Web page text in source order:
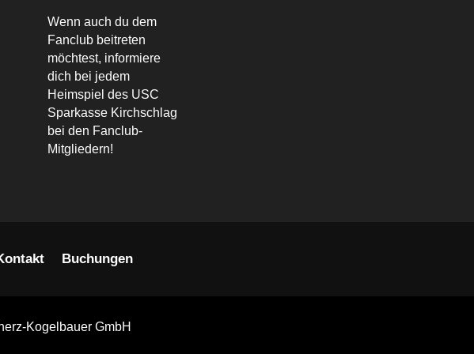
Wenn auch du dem
Fanclub beitreten
möchtest, informiere
dich bei jedem
Heimspiel des USC
Sparkasse Kirchschlag
bei den Fanclub-
Mitgliedern!
Buchungen
Kogelbauer GmbH